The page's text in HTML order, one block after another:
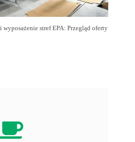
wyposażenie stref EPA: Przegląd oferty